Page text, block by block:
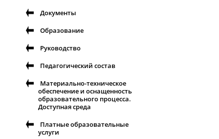
Документы
Образование
Руководство
Педагогический состав
Материально-техническое
обеспечение и оснащенность
образовательного процесса.
Доступная среда
Платные образовательные
услуги